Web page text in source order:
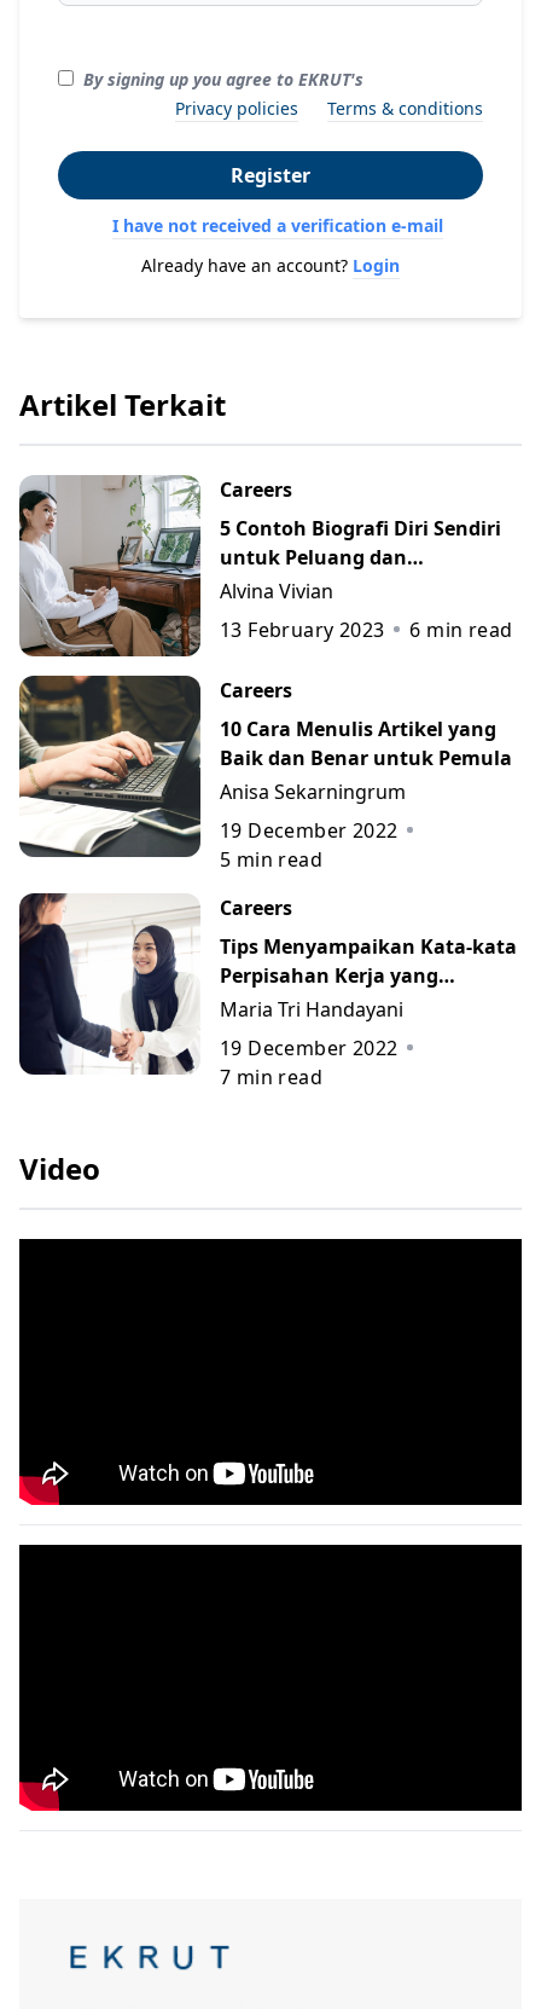
By signing up you agree to EKRUT's
Privacy policies
Terms & conditions
Register
I have not received a verification e-mail
Already have an account? Login
Artikel Terkait
Careers
5 Contoh Biografi Diri Sendiri
untuk Peluang dan
Perkembangan Karier
Alvina Vivian
13 February 2023
6 min read
Careers
10 Cara Menulis Artikel yang
Baik dan Benar untuk Pemula
Anisa Sekarningrum
19 December 2022
5 min read
Careers
Tips Menyampaikan Kata-kata
Perpisahan Kerja yang
Berkesan beserta Contohnya
Maria Tri Handayani
19 December 2022
7 min read
Video